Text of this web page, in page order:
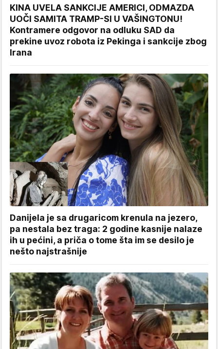
KINA UVELA SANKCIJE AMERICI, ODMAZDA
UOČI SAMITA TRAMP-SI U VAŠINGTONU!
Kontramere odgovor na odluku SAD da
prekine uvoz robota iz Pekinga i sankcije zbog
Irana
Danijela je sa drugaricom krenula na jezero,
pa nestala bez traga: 2 godine kasnije nalaze
ih u pećini, a priča o tome šta im se desilo je
nešto najstrašnije